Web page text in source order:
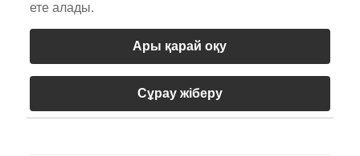
ете алады.
Ары қарай оқу
Сұрау жіберу